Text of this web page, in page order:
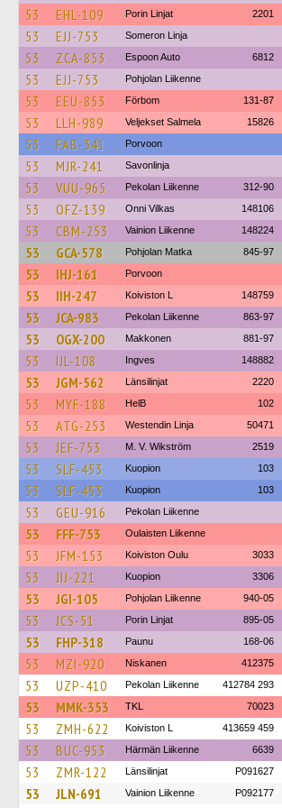
53 EHL-109 Porin Linjat 2201
53 EJJ-753 Someron Linja
53 ZCA-853 Espoon Auto 6812
53 EJJ-753 Pohjolan Liikenne
53 EEU-853 Förbom 131-87
53 LLH-989 Veljekset Salmela 15826
53 FAB-341 Porvoon
53 MJR-241 Savonlinja
53 VUU-965 Pekolan Liikenne 312-90
53 OFZ-139 Onni Vilkas 148106
53 CBM-253 Vainion Liikenne 148224
53 GCA-578 Pohjolan Matka 845-97
53 IHJ-161 Porvoon
53 IIH-247 Koiviston L 148759
53 JCA-983 Pekolan Liikenne 863-97
53 OGX-200 Makkonen 881-97
53 IJL-108 Ingves 148882
53 JGM-562 Länsilinjat 2220
53 MYF-188 HelB 102
53 ATG-253 Westendin Linja 50471
53 JEF-753 M. V. Wikström 2519
53 SLF-453 Kuopion 103
53 SLF-453 Kuopion 103
53 GEU-916 Pekolan Liikenne
53 FFF-753 Oulaisten Liikenne
53 JFM-153 Koiviston Oulu 3033
53 JIJ-221 Kuopion 3306
53 JGI-105 Pohjolan Liikenne 940-05
53 JCS-51 Porin Linjat 895-05
53 FHP-318 Paunu 168-06
53 MZI-920 Niskanen 412375
53 UZP-410 Pekolan Liikenne 412784 293
53 MMK-353 TKL 70023
53 ZMH-622 Koiviston L 413659 459
53 BUC-953 Härmän Liikenne 6639
53 ZMR-122 Länsilinjat P091627
53 JLN-691 Vainion Liikenne P092177